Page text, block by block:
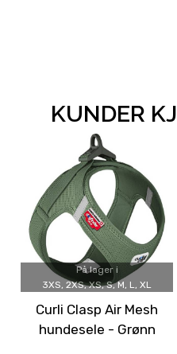
KUNDER
På lager i
3XS, 2XS, XS, S, M, L, XL
Curli Clasp Air Mesh
hundesele - Grønn